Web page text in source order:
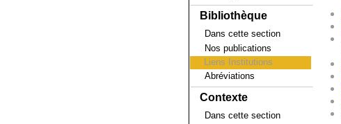
Bibliothèque
Dans cette section
Nos publications
Liens Institutions
Abréviations
Contexte
Dans cette section